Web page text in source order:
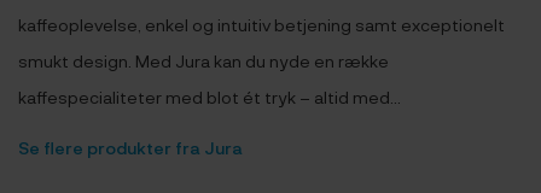
kaffeoplevelse, enkel og intuitiv betjening samt exceptionelt
smukt design. Med Jura kan du nyde en række
kaffespecialiteter med blot ét tryk – altid med...
Se flere produkter fra Jura